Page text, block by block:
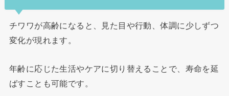
チワワが高齢になると、見た目や行動、体調に少しずつ
変化が現れます。
年齢に応じた生活やケアに切り替えることで、寿命を延
ばすことも可能です。